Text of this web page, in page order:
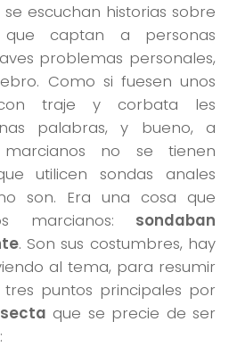
escuchan historias sobre
que captan a personas
problemas personales,
Como si fuesen unos
traje y corbata les
palabras, y bueno, a
no se tienen
utilicen sondas anales
son. Era una cosa que
marcianos: sondaban
. Son sus costumbres, hay
al tema, para resumir
puntos principales por
que se precie de ser